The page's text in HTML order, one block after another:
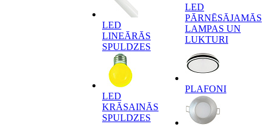
LED
LINEĀRĀS
SPULDZES
LED
KRĀSAINĀS
SPULDZES
LED
PĀRNĒSĀJAMĀS
LAMPAS UN
LUKTURI
PLAFONI